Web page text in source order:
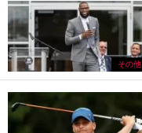
その他